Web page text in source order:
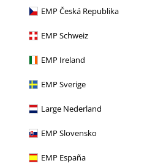
EMP Česká Republika
EMP Schweiz
EMP Ireland
EMP Sverige
Large Nederland
EMP Slovensko
EMP España
Plus Size
od 99.90 zł
Misery Serman